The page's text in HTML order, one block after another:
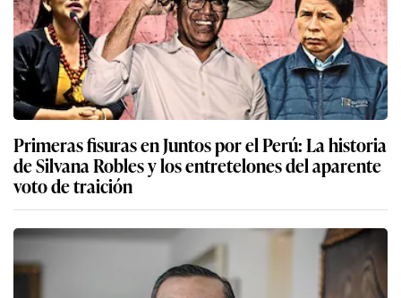
Primeras fisuras en Juntos por el Perú: La historia
de Silvana Robles y los entretelones del aparente
voto de traición